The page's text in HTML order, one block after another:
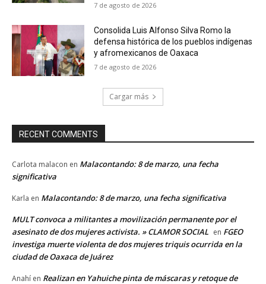
7 de agosto de 2026
Consolida Luis Alfonso Silva Romo la
defensa histórica de los pueblos indígenas
y afromexicanos de Oaxaca
7 de agosto de 2026
Cargar más
RECENT COMMENTS
Carlota malacon en Malacontando: 8 de marzo, una fecha
significativa
Karla en Malacontando: 8 de marzo, una fecha significativa
MULT convoca a militantes a movilización permanente por el
asesinato de dos mujeres activista. » CLAMOR SOCIAL en FGEO
investiga muerte violenta de dos mujeres triquis ocurrida en la
ciudad de Oaxaca de Juárez
Anahí en Realizan en Yahuiche pinta de máscaras y retoque de